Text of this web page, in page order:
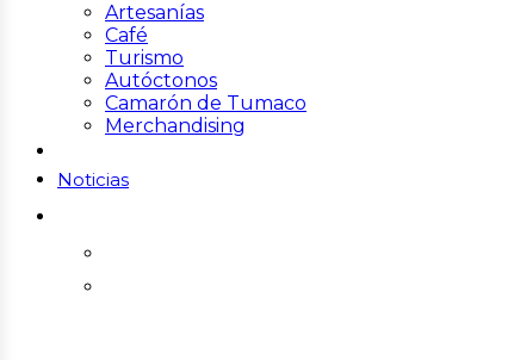
Artesanías
Café
Turismo
Autóctonos
Camarón de Tumaco
Merchandising
Noticias